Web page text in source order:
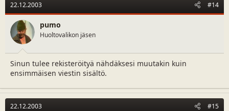
22.12.2003 #14
pumo
Huoltovalikon jäsen
Sinun tulee rekisteröityä nähdäksesi muutakin kuin
ensimmäisen viestin sisältö.
22.12.2003 #15